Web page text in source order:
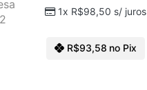
1x R$98,50 s/ juros
R$93,58 no Pix